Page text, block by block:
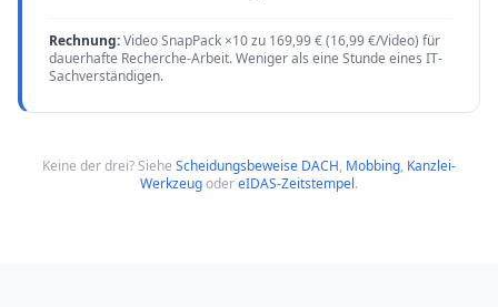
Rechnung:Video SnapPack ×10 zu 169,99 € (16,99 €/Video) für
dauerhafte Recherche-Arbeit. Weniger als eine Stunde eines IT-
Sachverständigen.
Keine der drei? Siehe Scheidungsbeweise DACH, Mobbing, Kanzlei-
WerkzeugodereIDAS-Zeitstempel.